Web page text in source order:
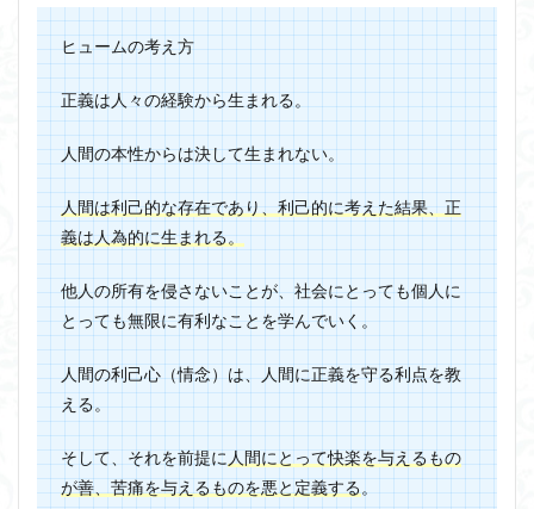
ガン
2.2
サム
批判
ヒュームの考え方
正義は人々の経験から生まれる。
人間の本性からは決して生まれない。
人間は利己的な存在であり、利己的に考えた結果、正
義は人為的に生まれる。
他人の所有を侵さないことが、社会にとっても個人に
とっても無限に有利なことを学んでいく。
人間の利己心（情念）は、人間に正義を守る利点を教
える。
そして、それを前提に人間にとって快楽を与えるもの
が善、苦痛を与えるものを悪と定義する。